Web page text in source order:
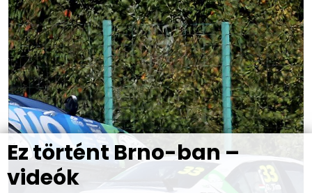
Ez történt Brno-ban –
videók